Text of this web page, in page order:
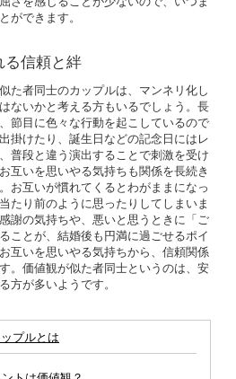
ができます。
る信頼と絆
た者同士のカップルは、マンネリ化し
ないかと考える方もいるでしょう。長
節目に色々な行動を起こしているので
掛けたり、誕生日などの記念日にはレ
普段と違う演出することで刺激を受け
互いを思いやる気持ちも関係を長続き
お互いが慣れてくるとわがままになっ
たり前のように思ったりしてしまいま
謝の気持ちや、悪いと思うときに「ご
ことが、結婚後も円満に過ごせるポイ
互いを思いやる気持ちから、信頼関係
。価値観が似た者同士というのは、安
方が多いようです。
プルとは